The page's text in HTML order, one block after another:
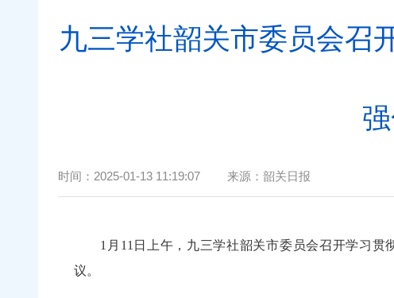
九三学社韶关市委员会召
时间： 2025-01-13 11:19:07 来源： 韶关日报
1月11日上午，九三学社韶关市委员会召开学习贯
议。